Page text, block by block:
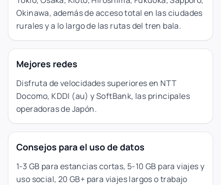
Okinawa, además de acceso total en las ciudades
rurales y a lo largo de las rutas del tren bala.
Mejores redes
Disfruta de velocidades superiores en NTT
Docomo, KDDI (au) y SoftBank, las principales
operadoras de Japón.
Consejos para el uso de datos
1-3 GB para estancias cortas, 5-10 GB para viajes y
uso social, 20 GB+ para viajes largos o trabajo